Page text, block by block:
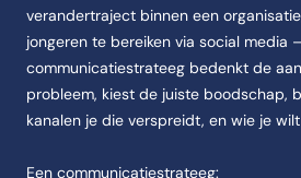
verandertraject binnen een
jongeren te bereiken via social media
communicatiestrateeg bedenkt de
probleem, kiest de juiste boodschap,
kanalen je die verspreidt, en wie je
Een communicatiestrateeg: